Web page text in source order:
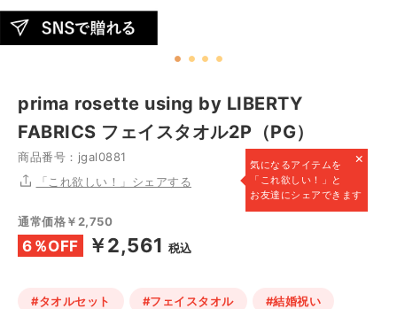
prima rosette using by LIBERTY
FABRICS フェイスタオル2P（PG）
商品番号：jgal0881 ×
気になるアイテムを
「これ欲しい！」と
お友達にシェアできます
「これ欲しい！」シェアする
通常価格￥2,750
6％OFF ￥2,561 税込
#タオルセット #フェイスタオル #結婚祝い